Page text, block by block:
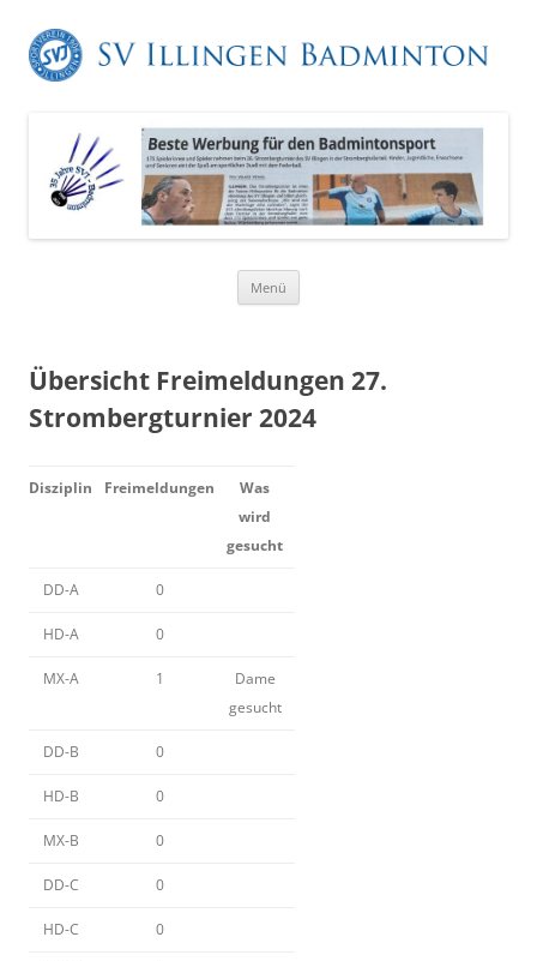
Menü
Übersicht Freimeldungen 27.
Strombergturnier 2024
Disziplin Freimeldungen
Was
wird
gesucht
DD-A 0
HD-A 0
MX-A 1
Dame
gesucht
DD-B 0
HD-B 0
MX-B 0
DD-C 0
HD-C 0